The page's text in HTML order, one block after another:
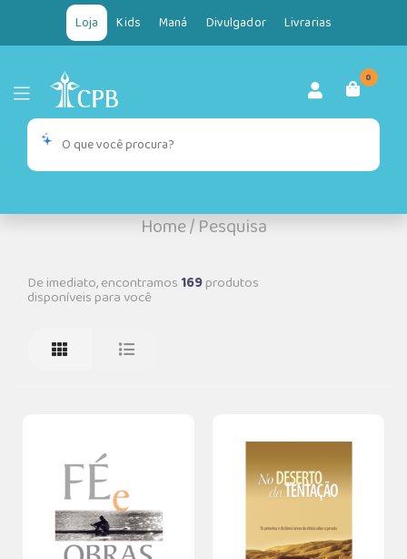
Loja Kids Maná Divulgador Livrarias
0
Home/Pesquisa
De imediato, encontramos 169produtos
disponíveis para você